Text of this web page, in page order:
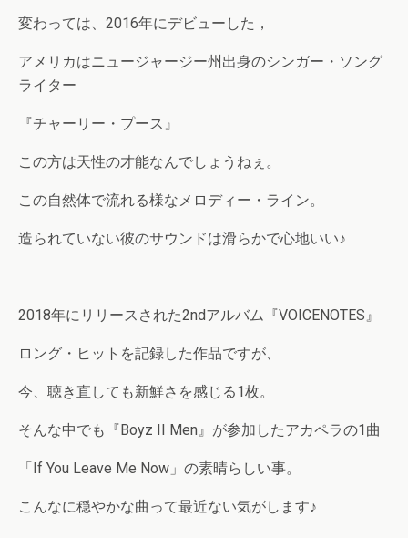
変わっては、2016年にデビューした，
アメリカはニュージャージー州出身のシンガー・ソング
ライター
『チャーリー・プース』
この方は天性の才能なんでしょうねぇ。
この自然体で流れる様なメロディー・ライン。
造られていない彼のサウンドは滑らかで心地いい♪
2018年にリリースされた2ndアルバム『VOICENOTES』
ロング・ヒットを記録した作品ですが、
今、聴き直しても新鮮さを感じる1枚。
そんな中でも『Boyz II Men』が参加したアカペラの1曲
「If You Leave Me Now」の素晴らしい事。
こんなに穏やかな曲って最近ない気がします♪